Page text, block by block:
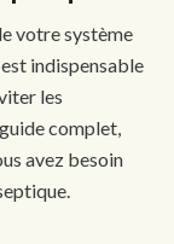
votre système
indispensable
les
complet,
avez besoin